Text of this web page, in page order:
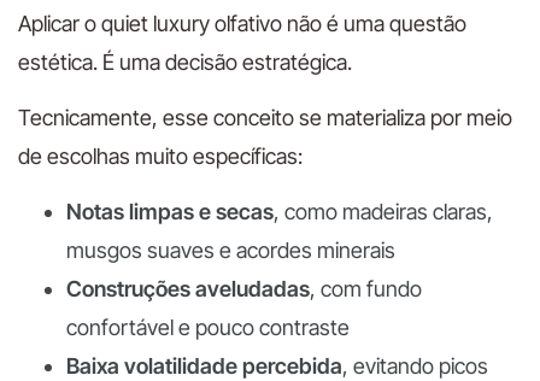
Aplicar o quiet luxury olfativo não é uma questão
estética. É uma decisão estratégica.
Tecnicamente, esse conceito se materializa por meio
de escolhas muito específicas:
Notas limpas e secas, como madeiras claras,
musgos suaves e acordes minerais
Construções aveludadas, com fundo
confortável e pouco contraste
Baixa volatilidade percebida, evitando picos